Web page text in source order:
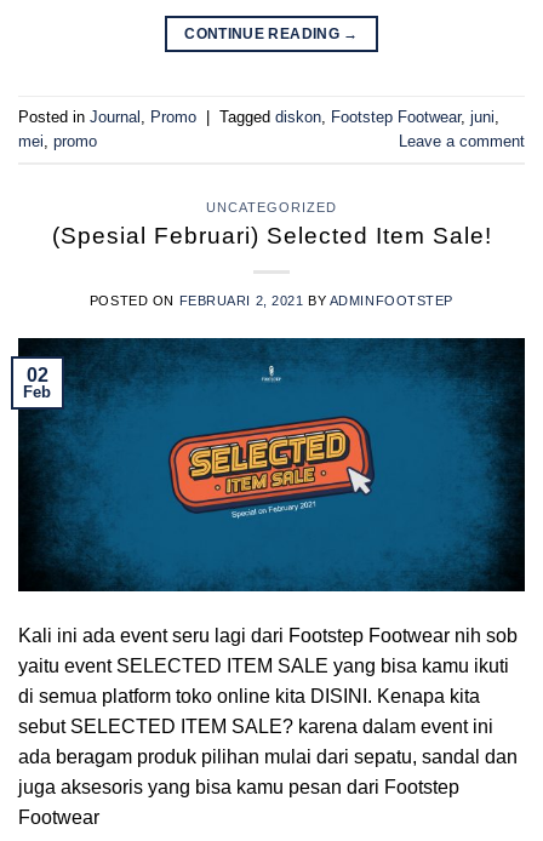
CONTINUE READING →
Posted in Journal Promo | Tagged diskon Footstep Footwear, juni
mei promo Leave a comment
UNCATEGORIZED
(Spesial Februari) Selected Item Sale!
POSTED ON FEBRUARI 2, 2021 BY ADMINFOOTSTEP
02
Feb
Kali ini ada event seru lagi dari Footstep Footwear nih sob
yaitu event SELECTED ITEM SALE yang bisa kamu ikuti
di semua platform toko online kita DISINI. Kenapa kita
sebut SELECTED ITEM SALE? karena dalam event ini
ada beragam produk pilihan mulai dari sepatu, sandal dan
juga aksesoris yang bisa kamu pesan dari Footstep
Footwear